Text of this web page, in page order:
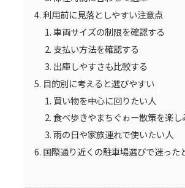
利用前に見落としやすい注意点
車両サイズの制限を確認する
支払い方法を確認する
出庫しやすさも比較する
目的別に考えると選びやすい
買い物を中心に回りたい人
食べ歩きやまちぐゎー散策を楽し
雨の日や家族連れで使いたい人
国際通り近くの駐車場選びで迷った